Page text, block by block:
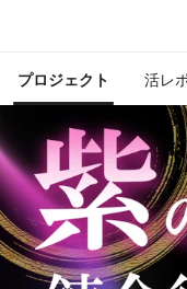
プロジェクト 活レ